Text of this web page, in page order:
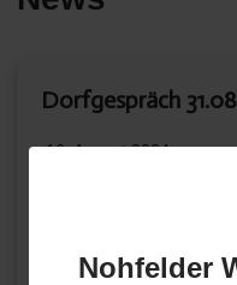
Nohfelder
Dorfgespräch
16. August 2024
Vorfeld der diesjährigen